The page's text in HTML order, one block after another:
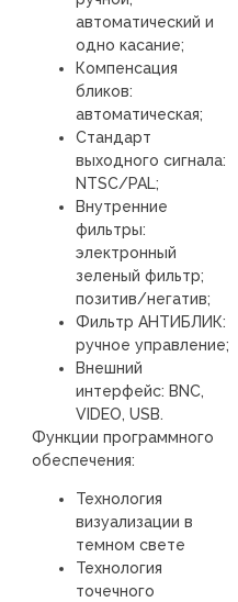
автоматический и
одно касание;
Компенсация
бликов:
автоматическая;
Стандарт
выходного сигнала:
NTSC/PAL;
Внутренние
фильтры:
электронный
зеленый фильтр;
позитив/негатив;
Фильтр АНТИБЛИК:
ручное управление;
Внешний
интерфейс: BNC,
VIDEO, USB.
Функции программного
обеспечения:
Технология
визуализации в
темном свете
Технология
точечного